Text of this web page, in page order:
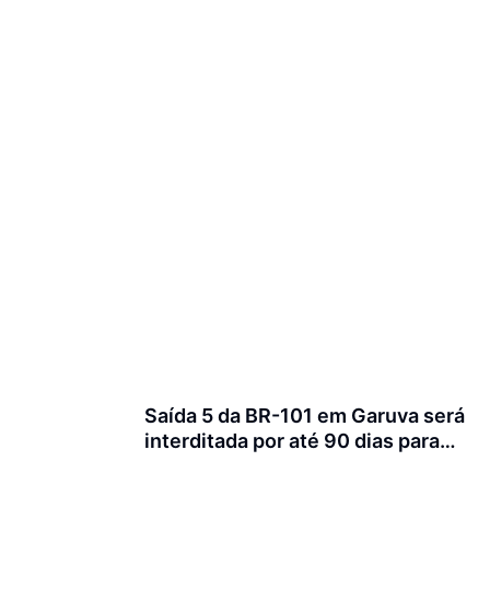
Saída 5 da BR-101 em Garuva será
interditada por até 90 dias para